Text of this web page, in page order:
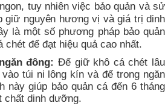
tuy nhiên việc bảo quản và sử
giữ nguyên hương vị và giá trị dinh
là một số phương pháp bảo quản
để đạt hiệu quả cao nhất.
đông: Để giữ khô cá chét lâu
túi ni lông kín và để trong ngăn
này giúp bảo quản cá đến 6 tháng
chất dinh dưỡng.